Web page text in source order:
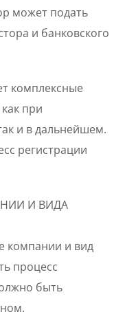
может подать
и банковского
комплексные
при
и в дальнейшем.
регистрации
И ВИДА
компании и вид
процесс
быть